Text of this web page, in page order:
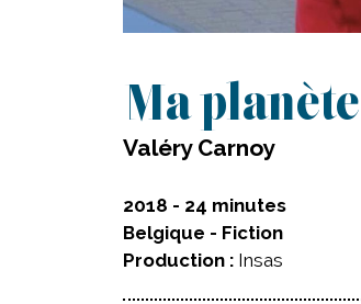
Ma planète
Valéry Carnoy
2018 - 24 minutes
Belgique - Fiction
Production : Insas